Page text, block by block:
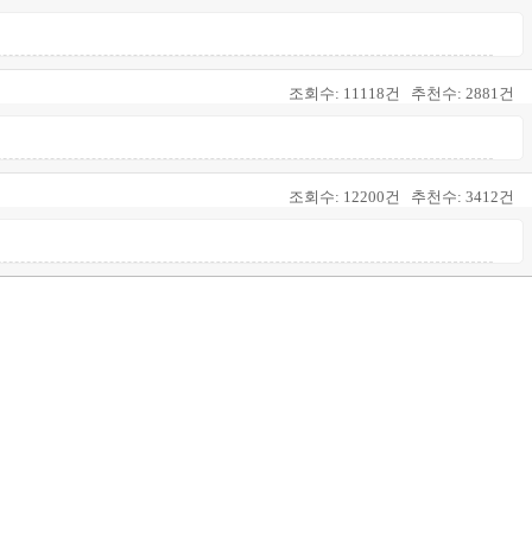
조회수: 11118건 추천수: 2881건
조회수: 12200건 추천수: 3412건